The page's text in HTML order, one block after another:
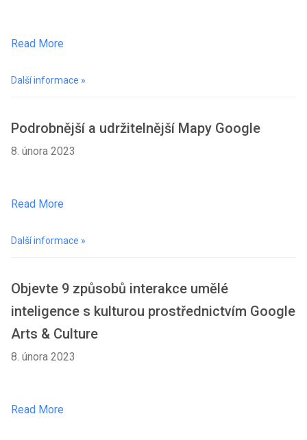
Read More
Další informace »
Podrobnější a udržitelnější Mapy Google
8. února 2023
Read More
Další informace »
Objevte 9 způsobů interakce umělé
inteligence s kulturou prostřednictvím Google
Arts & Culture
8. února 2023
Read More